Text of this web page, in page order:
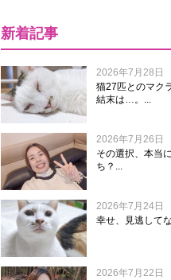
新着記事
2026年7月28日
猫27匹とのマク
結末は…。...
2026年7月26日
その選択、本当
ち？...
2026年7月24日
幸せ、見逃して
2026年7月22日